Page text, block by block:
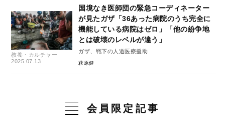
教養・カルチャー
2025.07.13
国境なき医師団の緊急コーディネーター
が見たガザ「36あった病院のうち完全に
機能している病院はゼロ」「他の紛争地
とは破壊のレベルが違う」
ガザ、戦下の人道医療援助
萩原健
会員限定記事